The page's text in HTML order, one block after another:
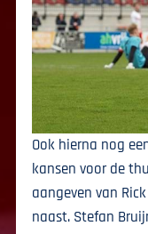
Ook hierna nog
kansen voor de
aangeven van
naast. Stefan